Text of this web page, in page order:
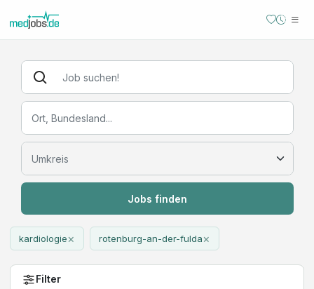
Jobs finden
kardiologie× rotenburg-an-der-fulda×
Filter